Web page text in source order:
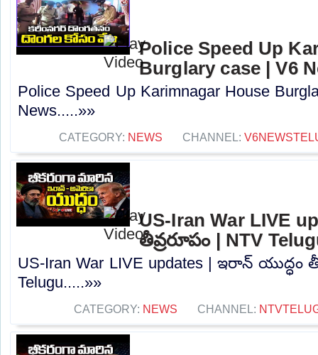
Police Speed Up
Burglary case | V6
Police Speed Up Karimnagar House
News.....»»
CATEGORY: NEWS CHANNEL:
US-Iran War LIVE
తీవ్రరూపం | NTV
US-Iran War LIVE updates | ఇరాన్ యుద్ధం
Telugu.....»»
CATEGORY: NEWS CHANNEL: